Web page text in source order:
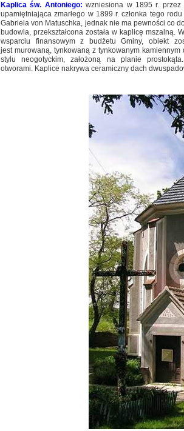
Kaplica św. Antoniego: wzniesiona w 1895 r. przez
upamiętniająca zmarłego w 1899 r. członka tego
Gabriela von Matuschka, jednak nie ma pewności co
budowla, przekształcona została w kaplicę
wsparciu finansowym z budżetu Gminy, obiekt
jest murowaną, tynkowaną z tynkowanym
stylu neogotyckim, założoną na planie
otworami. Kaplice nakrywa ceramiczny dach